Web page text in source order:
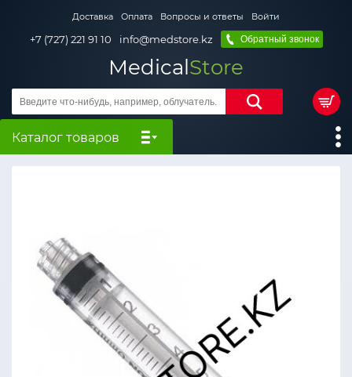
Доставка Оплата Вопросы и ответы Войти
+7 (727) 221 91 10 info@medstore.kz Обратный звонок
MedicalStore
Каталог товаров